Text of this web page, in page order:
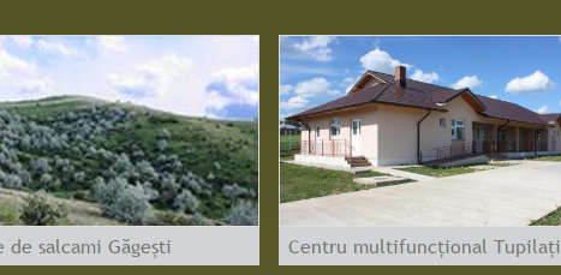
de salcami Găgești Centru multifuncțional Tupilați